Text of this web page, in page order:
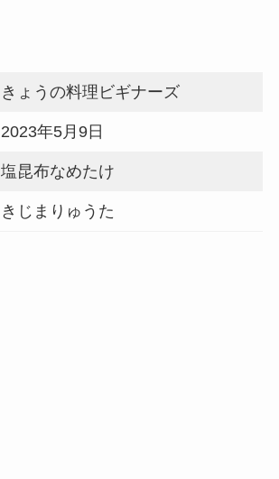
きょうの料理ビギナーズ
2023年5月9日
塩昆布なめたけ
きじまりゅうた